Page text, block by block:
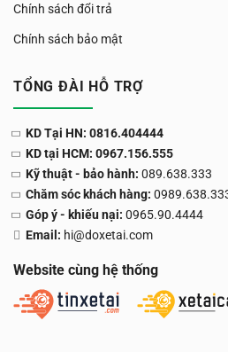
Chính sách đổi trả
Chính sách bảo mật
TỔNG ĐÀI HỖ TRỢ
KD Tại HN: 0816.404444
KD tại HCM: 0967.156.555
Kỹ thuật - bảo hành: 089.638.333
Chăm sóc khách hàng:
Góp ý - khiếu nại: 0965.90.4444
Email: hi@doxetai.com
Website cùng hệ thống